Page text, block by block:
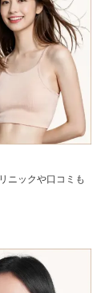
ニックや口コミも